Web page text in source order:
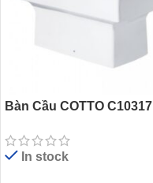
Bàn Cầu COTTO C10317
In stock